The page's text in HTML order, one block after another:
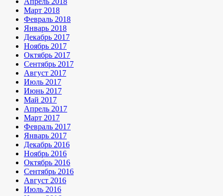
Март 2018
Февраль 2018
Январь 2018
Декабрь 2017
Ноябрь 2017
Октябрь 2017
Сентябрь 2017
Август 2017
Июль 2017
Июнь 2017
Май 2017
Апрель 2017
Март 2017
Февраль 2017
Январь 2017
Декабрь 2016
Ноябрь 2016
Октябрь 2016
Сентябрь 2016
Август 2016
Июль 2016